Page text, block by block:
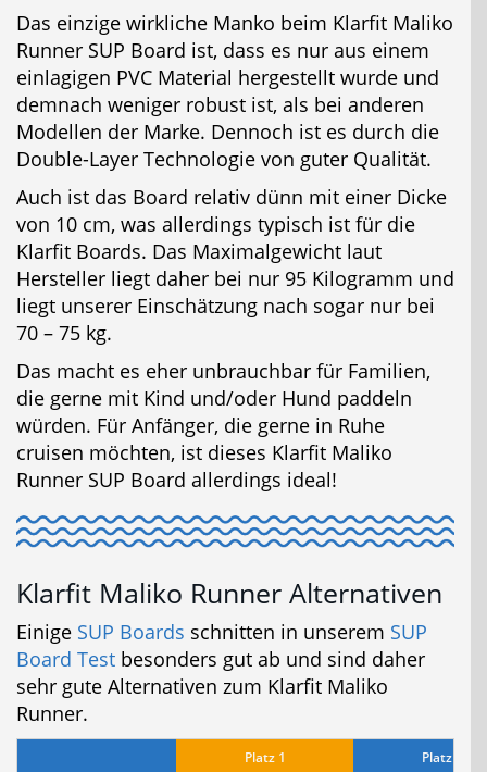
Das einzige wirkliche Manko beim Klarfit Maliko
Runner SUP Board ist, dass es nur aus einem
einlagigen PVC Material hergestellt wurde und
demnach weniger robust ist, als bei anderen
Modellen der Marke. Dennoch ist es durch die
Double-Layer Technologie von guter Qualität.
Auch ist das Board relativ dünn mit einer Dicke
von 10 cm, was allerdings typisch ist für die
Klarfit Boards. Das Maximalgewicht laut
Hersteller liegt daher bei nur 95 Kilogramm und
liegt unserer Einschätzung nach sogar nur bei
70 – 75 kg.
Das macht es eher unbrauchbar für Familien,
die gerne mit Kind und/oder Hund paddeln
würden. Für Anfänger, die gerne in Ruhe
cruisen möchten, ist dieses Klarfit Maliko
Runner SUP Board allerdings ideal!
Klarfit Maliko Runner Alternativen
Einige SUP Boards schnitten in unserem SUP
Board Test besonders gut ab und sind daher
sehr gute Alternativen zum Klarfit Maliko
Runner.
Platz 1 Platz 2